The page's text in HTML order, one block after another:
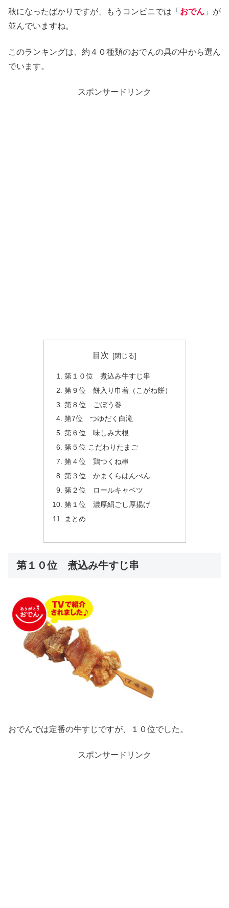
秋になったばかりですが、もうコンビニでは「 おでん 」が
並んでいますね。
このランキングは、約４０種類のおでんの具の中から選ん
でいます。
スポンサードリンク
目次
第１０位 煮込み牛すじ串
第９位 餅入り巾着（こがね餅）
第８位 ごぼう巻
第7位 つゆだく白滝
第６位 味しみ大根
第５位 こだわりたまご
第４位 鶏つくね串
第３位 かまくらはんぺん
第２位 ロールキャベツ
第１位 濃厚絹ごし厚揚げ
まとめ
第１０位 煮込み牛すじ串
おでんでは定番の牛すじですが、１０位でした。
スポンサードリンク